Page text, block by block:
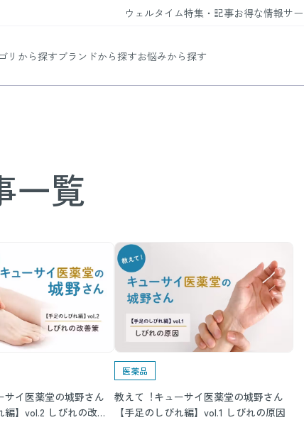
ウェルタイム
ビューティータイム
ヘルスケアタイム
特集・記事
WELMAG
お得な情報
WEB限定/期
まとめ買い
サ
メンバーシッププログラ
LINEお友達登録
リから探す
・健康グッズ
ブランドから探す
ひざサポートコラーゲン
お悩みから探す
一覧
サイ医薬堂の城野さん
編】vol.2 しびれの改善
医薬品
教えて︕キューサイ医薬堂の城野さん
【手足のしびれ編】vol.1 しびれの原因